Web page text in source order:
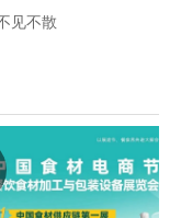
见不散